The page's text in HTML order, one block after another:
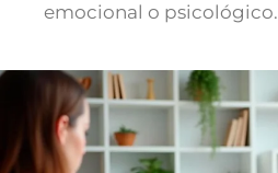
emocional o psicológico.